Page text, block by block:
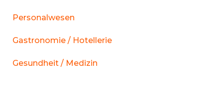
Personalwesen
Gastronomie / Hotellerie
Gesundheit / Medizin